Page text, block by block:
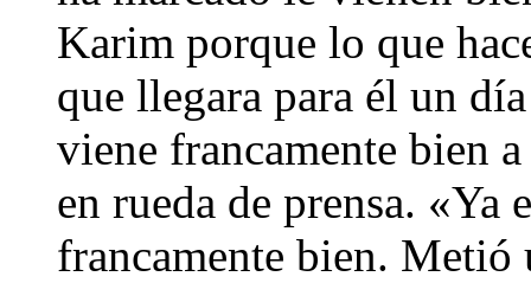
Karim porque lo que
que llegara para él un
viene francamente bien
en rueda de prensa.
francamente bien.